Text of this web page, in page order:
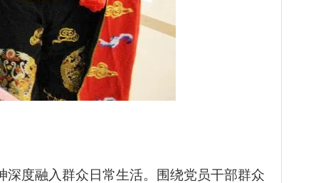
度融入群众日常生活。围绕党员干部群众